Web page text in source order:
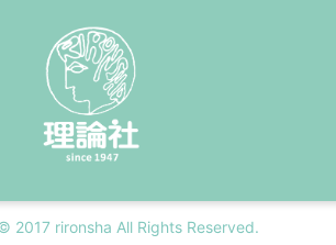
2017 rironsha All Rights Reserved.